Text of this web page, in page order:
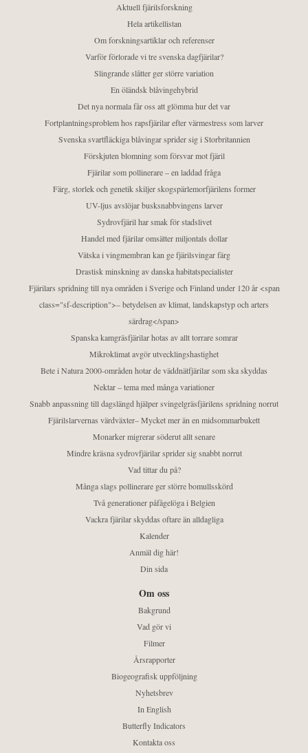
Aktuell fjärilsforskning
Hela artikellistan
Om forskningsartiklar och referenser
Varför förlorade vi tre svenska dagfjärilar?
Slingrande slåtter ger större variation
En öländsk blåvingehybrid
Det nya normala får oss att glömma hur det var
Fortplantningsproblem hos rapsfjärilar efter värmestress som larver
Svenska svartfläckiga blåvingar sprider sig i Storbritannien
Förskjuten blomning som försvar mot fjäril
Fjärilar som pollinerare – en laddad fråga
Färg, storlek och genetik skiljer skogspärlemorfjärilens former
UV-ljus avslöjar busksnabbvingens larver
Sydrovfjäril har smak för stadslivet
Handel med fjärilar omsätter miljontals dollar
Vätska i vingmembran kan ge fjärilsvingar färg
Drastisk minskning av danska habitatspecialister
Fjärilars spridning till nya områden i Sverige och Finland under 120 år <span
class="sf-description">– betydelsen av klimat, landskapstyp och arters
särdrag</span>
Spanska kamgräsfjärilar hotas av allt torrare somrar
Mikroklimat avgör utvecklingshastighet
Bete i Natura 2000-områden hotar de väddnätfjärilar som ska skyddas
Nektar – tema med många variationer
Snabb anpassning till dagslängd hjälper svingelgräsfjärilens spridning norrut
Fjärilslarvernas värdväxter– Mycket mer än en midsommarbukett
Monarker migrerar söderut allt senare
Mindre kräsna sydrovfjärilar sprider sig snabbt norrut
Vad tittar du på?
Många slags pollinerare ger större bomullsskörd
Två generationer påfågelöga i Belgien
Vackra fjärilar skyddas oftare än alldagliga
Kalender
Anmäl dig här!
Din sida
Om oss
Bakgrund
Vad gör vi
Filmer
Årsrapporter
Biogeografisk uppföljning
Nyhetsbrev
In English
Butterfly Indicators
Kontakta oss